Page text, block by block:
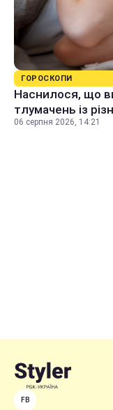
ГОРОСКОПИ
Наснилося, що
тлумачень із
06 серпня 2026, 14:21
FB